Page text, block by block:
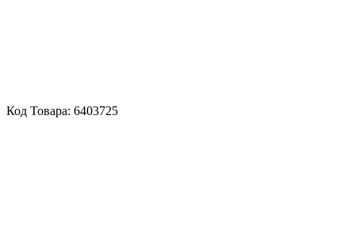
Код Товара: 6403725